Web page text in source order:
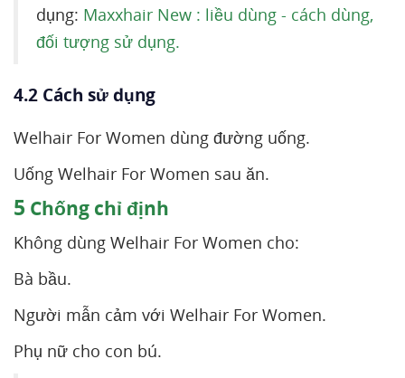
dụng: Maxxhair New : liều dùng - cách dùng,
đối tượng sử dụng.
4.2 Cách sử dụng
Welhair For Women dùng đường uống.
Uống Welhair For Women sau ăn.
5 Chống chỉ định
Không dùng Welhair For Women cho:
Bà bầu.
Người mẫn cảm với Welhair For Women.
Phụ nữ cho con bú.